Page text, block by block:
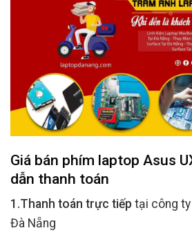
Giá bán phím laptop Asus
dẫn thanh toán
1.Thanh toán trực tiếp tại công ty
Đà Nẵng